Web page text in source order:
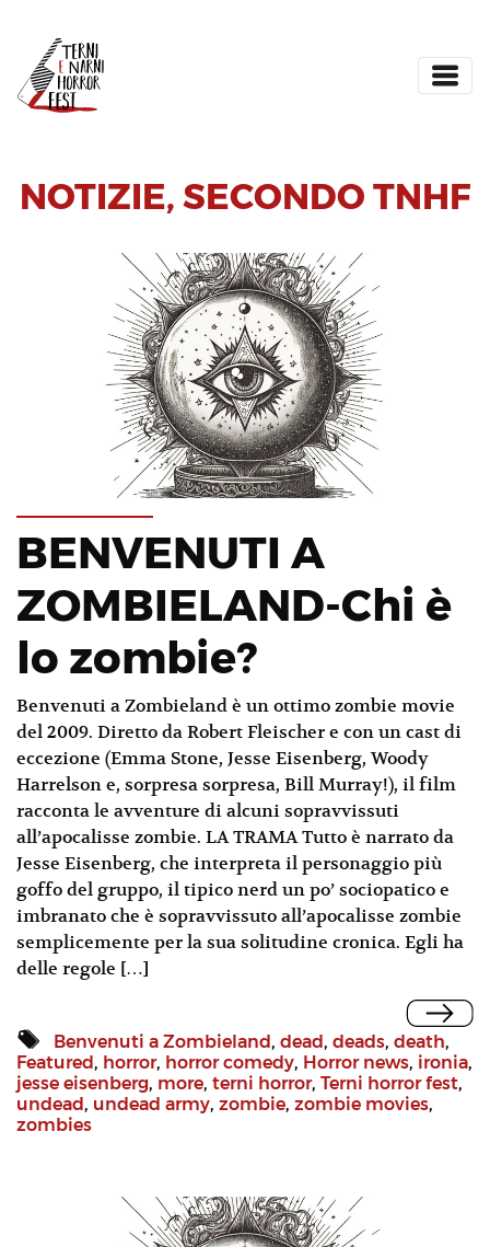
NOTIZIE, SECONDO TNHF
BENVENUTI A
ZOMBIELAND-Chi è
lo zombie?
Benvenuti a Zombieland è un ottimo zombie movie
del 2009. Diretto da Robert Fleischer e con un cast di
eccezione (Emma Stone, Jesse Eisenberg, Woody
Harrelson e, sorpresa sorpresa, Bill Murray!), il film
racconta le avventure di alcuni sopravvissuti
all’apocalisse zombie. LA TRAMA Tutto è narrato da
Jesse Eisenberg, che interpreta il personaggio più
goffo del gruppo, il tipico nerd un po’ sociopatico e
imbranato che è sopravvissuto all’apocalisse zombie
semplicemente per la sua solitudine cronica. Egli ha
delle regole […]
Benvenuti a Zombieland, dead, deads, death,
Featured, horror, horror comedy, Horror news, ironia,
jesse eisenberg, more, terni horror, Terni horror fest,
undead, undead army, zombie, zombie movies,
zombies